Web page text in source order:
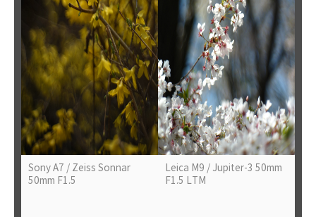
Sony A7 / Zeiss Sonnar
50mm F1.5
Leica M9 / Jupiter-3 50mm
F1.5 LTM